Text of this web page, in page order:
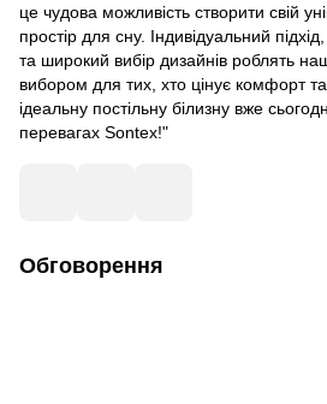
це чудова можливість створити свій
простір для сну. Індивідуальний
та широкий вибір дизайнів роблять
вибором для тих, хто цінує комфорт
ідеальну постільну білизну вже
перевагах Sontex!"
Обговорення